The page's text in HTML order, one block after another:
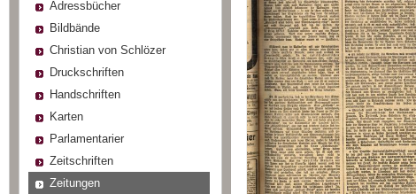
Adressbücher
Bildbände
Christian von Schlözer
Druckschriften
Handschriften
Karten
Parlamentarier
Zeitschriften
Zeitungen